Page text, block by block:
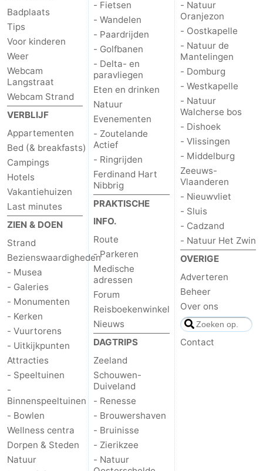
Badplaats
Tips
Voor kinderen
Weer
Webcam
Langstraat
Webcam Strand
VERBLIJF
Appartementen
Bed (& breakfasts)
Campings
Hotels
Vakantiehuizen
Last minutes
ZIEN & DOEN
Strand
Bezienswaardigheden
- Musea
- Galeries
- Monumenten
- Kerken
- Vuurtorens
- Uitkijkpunten
Attracties
- Speeltuinen
-
Binnenspeeltuinen
- Bowlen
Wellness centra
Dorpen & Steden
Natuur
- Fietsen
- Wandelen
- Paardrijden
- Golfbanen
- Delta- en
paravliegen
Eten en drinken
Natuur
Evenementen
- Zoutelande
Actief
- Ringrijden
Ferdinand Hart
Nibbrig
PRAKTISCHE
INFO.
Route
- Parkeren
Medische
adressen
Forum
Reisboekenwinkel
Nieuws
DAGTRIPS
Zeeland
Schouwen-
Duiveland
- Renesse
- Brouwershaven
- Bruinisse
- Zierikzee
- Natuur
- Natuur
Oranjezon
- Oostkapelle
- Natuur de
Mantelingen
- Domburg
- Westkapelle
- Natuur
Walcherse bos
- Dishoek
- Vlissingen
- Middelburg
Zeeuws-
Vlaanderen
- Nieuwvliet
- Sluis
- Cadzand
- Natuur Het Zwin
OVERIGE
Adverteren
Beheer
Over ons
Contact